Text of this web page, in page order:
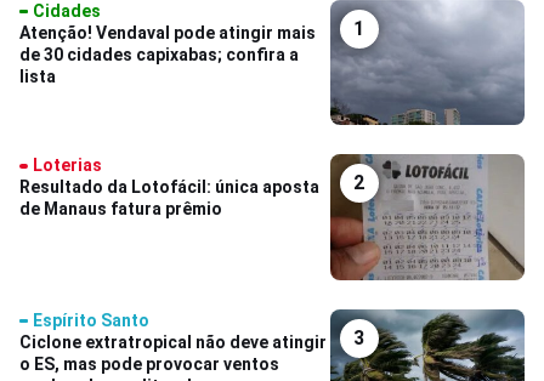
1
Cidades
Atenção! Vendaval pode atingir mais
de 30 cidades capixabas; confira a
lista
2
Loterias
Resultado da Lotofácil: única aposta
de Manaus fatura prêmio
3
Espírito Santo
Ciclone extratropical não deve atingir
o ES, mas pode provocar ventos